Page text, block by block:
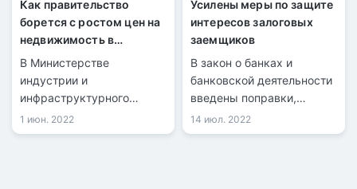
Как правительство
борется с ростом цен на
недвижимость в
Казахстане
В Министерстве
индустрии и
инфраструктурного
развития РК рассказали о
разработке комплекса
1 июн. 2022
Усилены меры по защите
интересов залоговых
заемщиков
В закон о банках и
банковской деятельности
введены поправки,
касающиеся залоговых
заемщиков, передается
14 июл. 2022